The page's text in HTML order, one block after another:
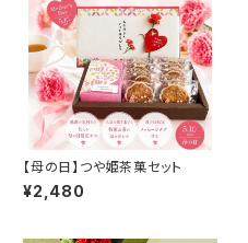
【母の日】つや姫茶菓セット
¥2,480